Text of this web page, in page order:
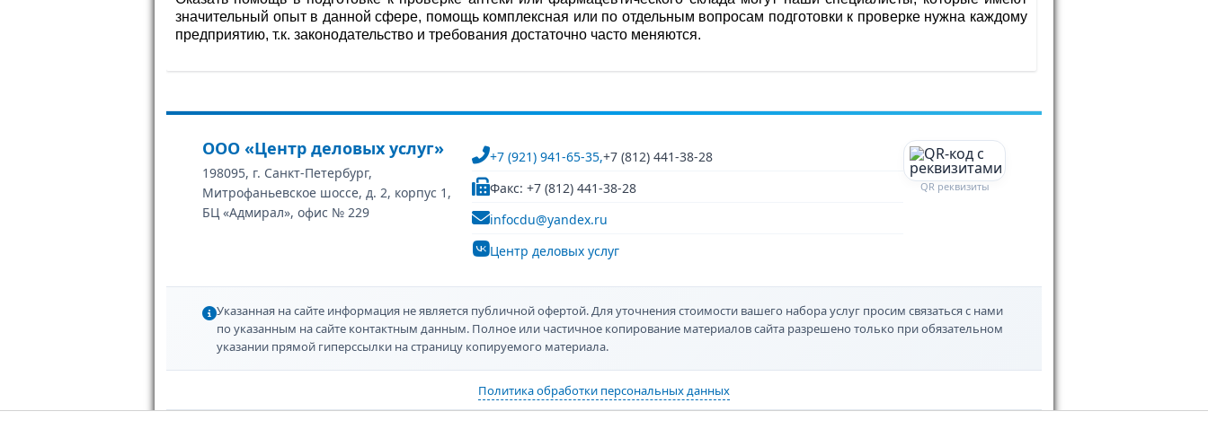
значительный опыт в данной сфере, помощь комплексная или по отдельным вопросам подготовки к проверке нужна каждому
предприятию, т.к. законодательство и требования достаточно часто меняются.
ООО «Центр деловых услуг»
198095, г. Санкт-Петербург,
Митрофаньевское шоссе, д. 2, корпус 1,
БЦ «Адмирал», офис № 229
+7 (921) 941-65-35,+7 (812) 441-38-28
Факс: +7 (812) 441-38-28
infocdu@yandex.ru
Центр деловых услуг
QR реквизиты
Указанная на сайте информация не является публичной офертой. Для уточнения стоимости вашего набора услуг просим связаться с нами
по указанным на сайте контактным данным. Полное или частичное копирование материалов сайта разрешено только при обязательном
указании прямой гиперссылки на страницу копируемого материала.
Политика обработки персональных данных